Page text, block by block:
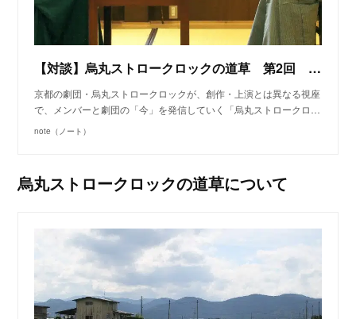
【対談】烏丸ストロークロックの道草 第2回 能楽に学ぶ表現者の身体と精神 （能楽師・宇髙竜成氏×阪本麻紀）《後編》｜烏丸ストロークロック｜note
京都の劇団・烏丸ストロークロックが、創作・上演とは異なる視座
で、メンバーと劇団の「今」を発信していく「烏丸ストロークロ…
note（ノート）
烏丸ストロークロックの道草について